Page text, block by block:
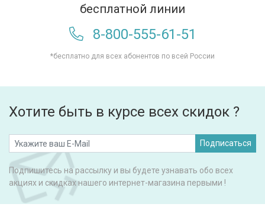
бесплатной линии
8-800-555-61-51
*бесплатно для всех абонентов по всей России
Хотите быть в курсе всех скидок ?
Подписаться
Подпишитесь на рассылку и вы будете узнавать обо всех
акциях и скидках нашего интернет-магазина первыми !